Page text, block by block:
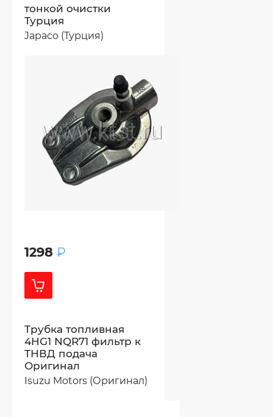
тонкой очистки
Турция
Japaco (Турция)
1298 ₽
Трубка топливная
4HG1 NQR71 фильтр к
ТНВД подача
Оригинал
Isuzu Motors (Оригинал)